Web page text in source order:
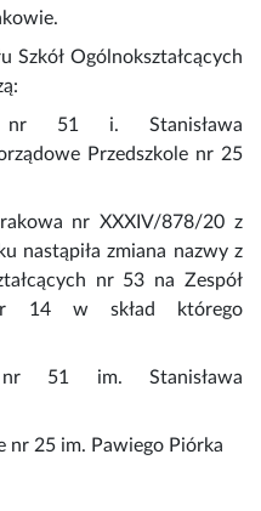
Szkół Ogólnokształcących
nr 51 i. Stanisława
Przedszkole nr 25
nr XXXIV/878/20 z
nastąpiła zmiana nazwy z
nr 53 na Zespół
nr 14 w skład którego
nr 51 im. Stanisława
nr 25 im. Pawiego Piórka